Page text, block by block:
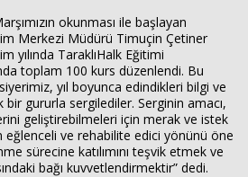
okunması ile başlayan
Merkezi Müdürü Timuçin Çetiner
yılında TaraklıHalk Eğitimi
toplam 100 kurs düzenlendi. Bu
yıl boyunca edindikleri bilgi ve
gururla sergilediler. Serginin amacı,
geliştirebilmeleri için merak ve istek
eğlenceli ve rehabilite edici yönünü öne
sürecine katılımını teşvik etmek ve
bağı kuvvetlendirmektir” dedi.